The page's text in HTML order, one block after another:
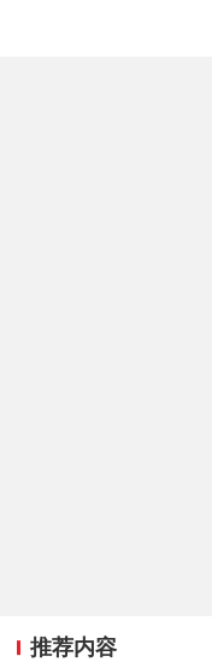
推荐内容